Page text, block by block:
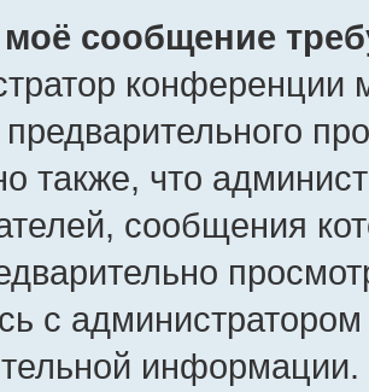
сообщение
конференции
также, что
сообщения
с
информации.